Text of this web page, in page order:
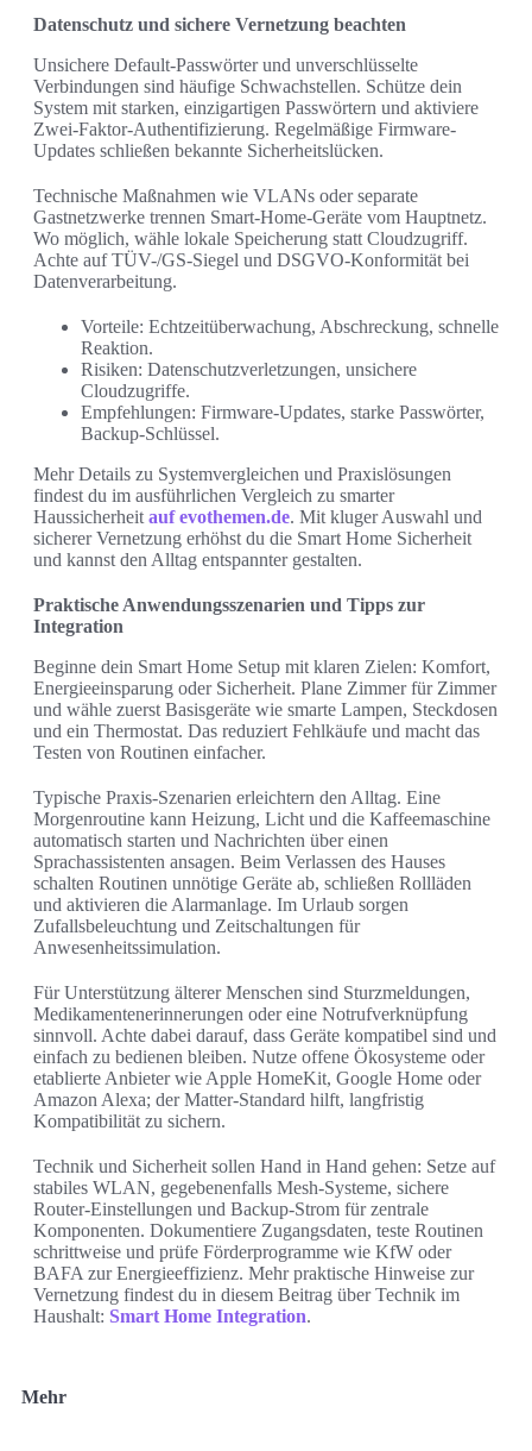
Datenschutz und sichere Vernetzung beachten
Unsichere Default-Passwörter und unverschlüsselte
Verbindungen sind häufige Schwachstellen. Schütze dein
System mit starken, einzigartigen Passwörtern und aktiviere
Zwei-Faktor-Authentifizierung. Regelmäßige Firmware-
Updates schließen bekannte Sicherheitslücken.
Technische Maßnahmen wie VLANs oder separate
Gastnetzwerke trennen Smart-Home-Geräte vom Hauptnetz.
Wo möglich, wähle lokale Speicherung statt Cloudzugriff.
Achte auf TÜV-/GS-Siegel und DSGVO-Konformität bei
Datenverarbeitung.
Vorteile: Echtzeitüberwachung, Abschreckung, schnelle
Reaktion.
Risiken: Datenschutzverletzungen, unsichere
Cloudzugriffe.
Empfehlungen: Firmware-Updates, starke Passwörter,
Backup-Schlüssel.
Mehr Details zu Systemvergleichen und Praxislösungen
findest du im ausführlichen Vergleich zu smarter
Haussicherheit auf evothemen.de. Mit kluger Auswahl und
sicherer Vernetzung erhöhst du die Smart Home Sicherheit
und kannst den Alltag entspannter gestalten.
Praktische Anwendungsszenarien und Tipps zur
Integration
Beginne dein Smart Home Setup mit klaren Zielen: Komfort,
Energieeinsparung oder Sicherheit. Plane Zimmer für Zimmer
und wähle zuerst Basisgeräte wie smarte Lampen, Steckdosen
und ein Thermostat. Das reduziert Fehlkäufe und macht das
Testen von Routinen einfacher.
Typische Praxis-Szenarien erleichtern den Alltag. Eine
Morgenroutine kann Heizung, Licht und die Kaffeemaschine
automatisch starten und Nachrichten über einen
Sprachassistenten ansagen. Beim Verlassen des Hauses
schalten Routinen unnötige Geräte ab, schließen Rollläden
und aktivieren die Alarmanlage. Im Urlaub sorgen
Zufallsbeleuchtung und Zeitschaltungen für
Anwesenheitssimulation.
Für Unterstützung älterer Menschen sind Sturzmeldungen,
Medikamentenerinnerungen oder eine Notrufverknüpfung
sinnvoll. Achte dabei darauf, dass Geräte kompatibel sind und
einfach zu bedienen bleiben. Nutze offene Ökosysteme oder
etablierte Anbieter wie Apple HomeKit, Google Home oder
Amazon Alexa; der Matter-Standard hilft, langfristig
Kompatibilität zu sichern.
Technik und Sicherheit sollen Hand in Hand gehen: Setze auf
stabiles WLAN, gegebenenfalls Mesh-Systeme, sichere
Router-Einstellungen und Backup-Strom für zentrale
Komponenten. Dokumentiere Zugangsdaten, teste Routinen
schrittweise und prüfe Förderprogramme wie KfW oder
BAFA zur Energieeffizienz. Mehr praktische Hinweise zur
Vernetzung findest du in diesem Beitrag über Technik im
Haushalt: Smart Home Integration.
Mehr